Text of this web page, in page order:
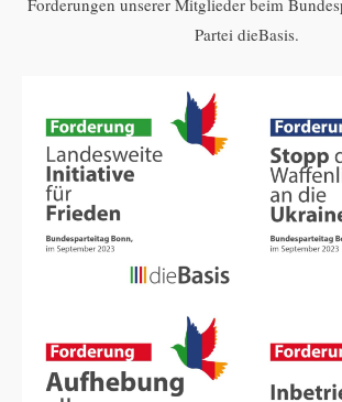
Partei dieBasis.